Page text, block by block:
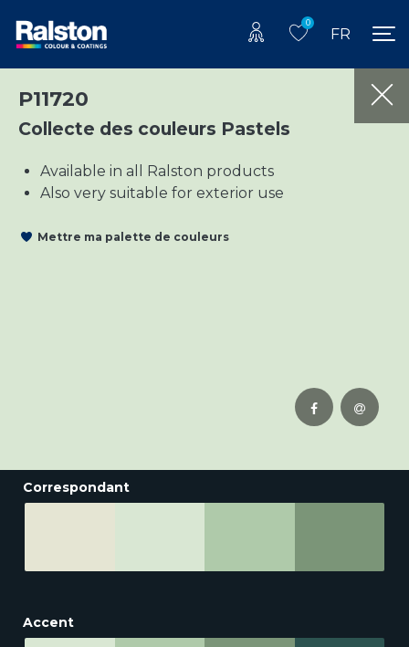
0
FR
P11720
Collecte des couleurs Pastels
Available in all Ralston products
Also very suitable for exterior use
Mettre ma palette de couleurs
Correspondant
Accent